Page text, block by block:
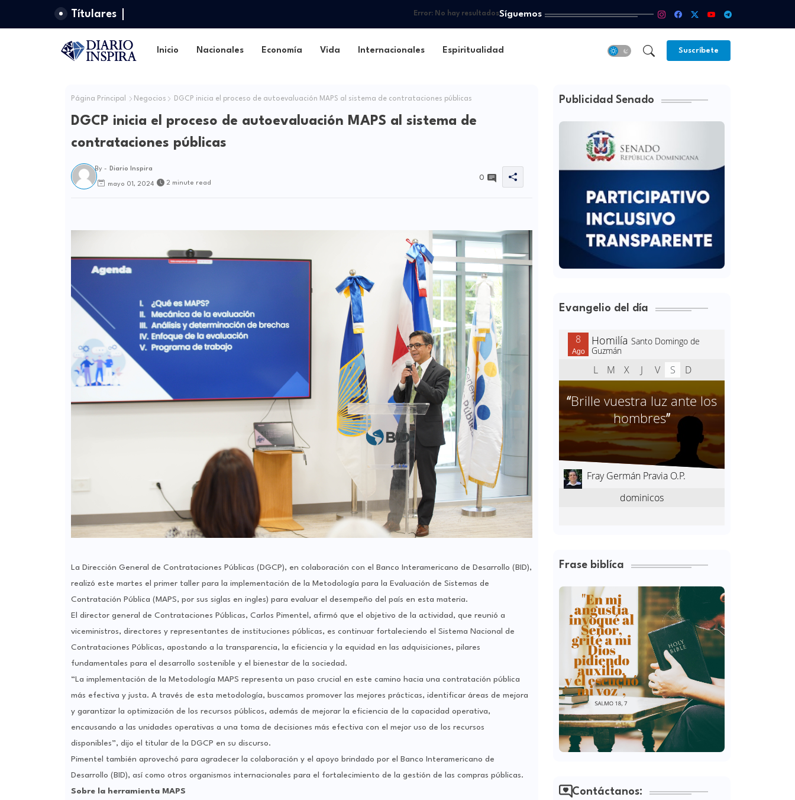
Títulares Error:No hay resultadosSíguemos
Inicio Nacionales Economía Vida Internacionales Espiritualidad Suscríbete
Página Principal Negocios DGCP inicia el proceso de autoevaluación MAPS al sistema de contrataciones públicas
DGCP inicia el proceso de autoevaluación MAPS al sistema de
contrataciones públicas
By - Diario Inspira
mayo 01, 2024 2 minute read
0
La Dirección General de Contrataciones Públicas (DGCP), en colaboración con el Banco Interamericano de Desarrollo (BID),
realizó este martes el primer taller para la implementación de la Metodología para la Evaluación de Sistemas de
Contratación Pública (MAPS, por sus siglas en ingles) para evaluar el desempeño del país en esta materia.
El director general de Contrataciones Públicas, Carlos Pimentel, afirmó que el objetivo de la actividad, que reunió a
viceministros, directores y representantes de instituciones públicas, es continuar fortaleciendo el Sistema Nacional de
Contrataciones Públicas, apostando a la transparencia, la eficiencia y la equidad en las adquisiciones, pilares
fundamentales para el desarrollo sostenible y el bienestar de la sociedad.
“La implementación de la Metodología MAPS representa un paso crucial en este camino hacia una contratación pública
más efectiva y justa. A través de esta metodología, buscamos promover las mejores prácticas, identificar áreas de mejora
y garantizar la optimización de los recursos públicos, además de mejorar la eficiencia de la capacidad operativa,
encausando a las unidades operativas a una toma de decisiones más efectiva con el mejor uso de los recursos
disponibles”, dijo el titular de la DGCP en su discurso.
Pimentel también aprovechó para agradecer la colaboración y el apoyo brindado por el Banco Interamericano de
Desarrollo (BID), así como otros organismos internacionales para el fortalecimiento de la gestión de las compras públicas.
Sobre la herramienta MAPS
Publicidad Senado
Evangelio del día
Frase biblíca
Contáctanos: